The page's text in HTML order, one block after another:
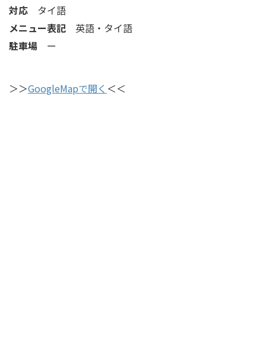
対応 タイ語
メニュー表記 英語・タイ語
駐車場 ー
＞＞GoogleMapで開く ＜＜